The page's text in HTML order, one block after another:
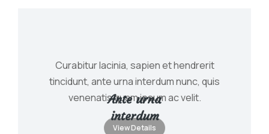
Ante urna
interdum
Curabitur lacinia, sapien et hendrerit
tincidunt, ante urna interdum nunc, quis
venenatis quam ipsum ac velit.
View Details